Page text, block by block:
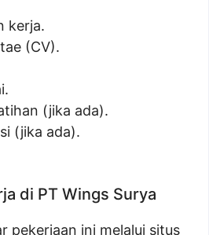
kerja.
(CV).
(jika ada).
(jika ada).
di PT Wings Surya
pekerjaan ini melalui situs